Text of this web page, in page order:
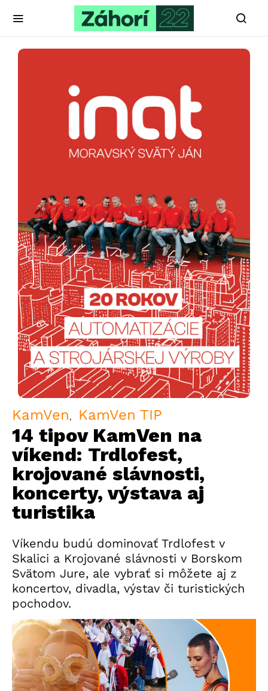
KamVen KamVen TIP
14 tipov KamVen na
víkend: Trdlofest,
krojované slávnosti,
koncerty, výstava aj
turistika
Víkendu budú dominovať Trdlofest v
Skalici a Krojované slávnosti v Borskom
Svätom Jure, ale vybrať si môžete aj z
koncertov, divadla, výstav či turistických
pochodov.